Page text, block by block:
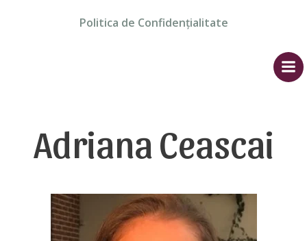
Politica de Confidențialitate
Adriana Ceascai